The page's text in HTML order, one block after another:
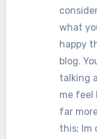
what
happy
blog.
talking
me feel
far
this; Im